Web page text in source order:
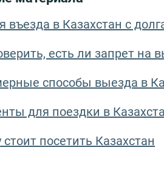
въезда в Казахстан с
есть ли запрет на
способы выезда в
для поездки в
посетить Казахстан